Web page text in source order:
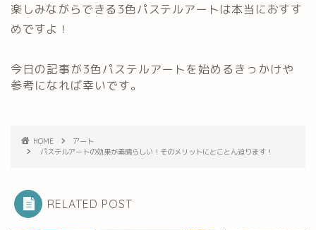
楽しみながらできる3色パステルアートは本当におすす
めですよ！
今日の記事が3色パステルアートを始めるきっかけや
参考になれば幸いです。
HOME
アート
パステルアートの効果が素晴らしい！そのメリットにとことん迫ります！
RELATED POST